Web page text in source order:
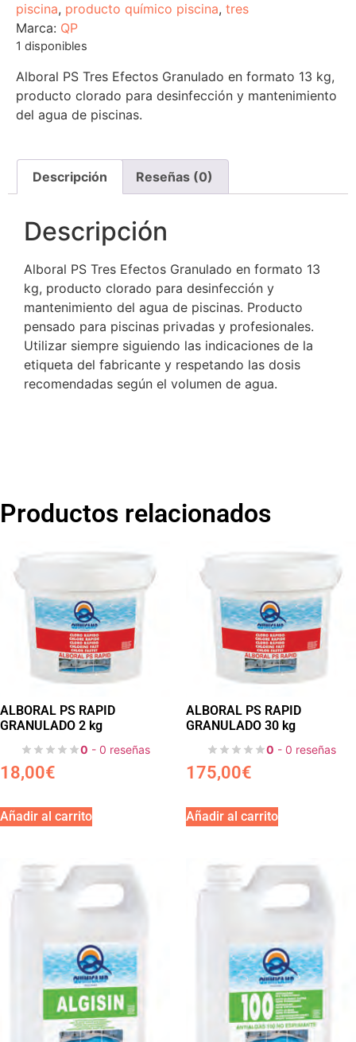
piscina, producto químico piscina, tres
Marca: QP
1 disponibles
Alboral PS Tres Efectos Granulado en formato 13 kg,
producto clorado para desinfección y mantenimiento
del agua de piscinas.
Descripción Reseñas (0)
Descripción
Alboral PS Tres Efectos Granulado en formato 13
kg, producto clorado para desinfección y
mantenimiento del agua de piscinas. Producto
pensado para piscinas privadas y profesionales.
Utilizar siempre siguiendo las indicaciones de la
etiqueta del fabricante y respetando las dosis
recomendadas según el volumen de agua.
Productos relacionados
ALBORAL PS RAPID
GRANULADO 2 kg
0 - 0 reseñas
18,00€
Añadir al carrito
ALBORAL PS RAPID
GRANULADO 30 kg
0 - 0 reseñas
175,00€
Añadir al carrito